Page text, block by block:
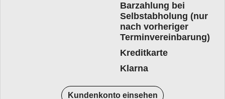
Barzahlung bei
Selbstabholung (nur
nach vorheriger
Terminvereinbarung)
Kreditkarte
Klarna
Kundenkonto einsehen